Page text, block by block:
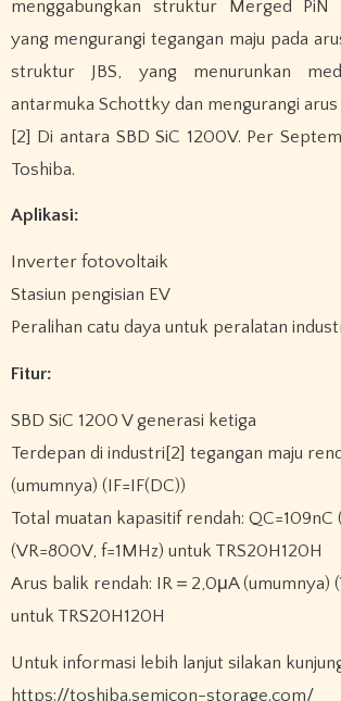
menggabungkan struktur Merged PiN
yang mengurangi tegangan maju pada
struktur JBS, yang menurunkan
antarmuka Schottky dan mengurangi arus
[2] Di antara SBD SiC 1200V. Per
Toshiba.
Aplikasi:
Inverter fotovoltaik
Stasiun pengisian EV
Peralihan catu daya untuk peralatan
Fitur:
SBD SiC 1200 V generasi ketiga
Terdepan di industri[2] tegangan maju
(umumnya) (IF=IF(DC))
Total muatan kapasitif rendah: QC=109nC
(VR=800V, f=1MHz) untuk TRS20H120H
Arus balik rendah: IR＝2,0μA (umumnya)
untuk TRS20H120H
Untuk informasi lebih lanjut silakan
https://toshiba.semicon-storage.com/